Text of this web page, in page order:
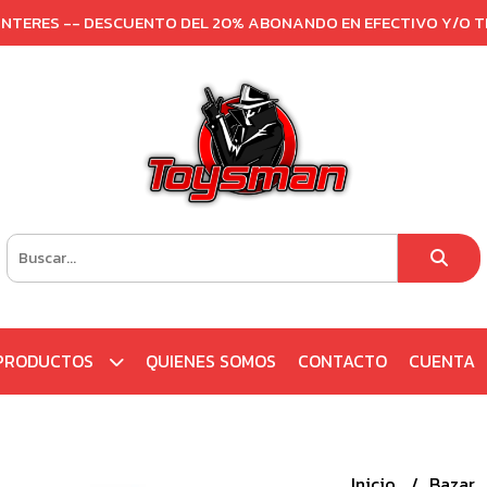
-- DESCUENTO DEL 20% ABONANDO EN EFECTIVO Y/O
QUIENES SOMOS CONTACTO CUENTA